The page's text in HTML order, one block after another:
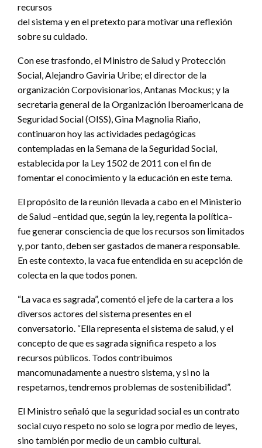
recursos
del sistema y en el pretexto para motivar una reflexión
sobre su cuidado.
Con ese trasfondo, el Ministro de Salud y Protección
Social, Alejandro Gaviria Uribe; el director de la
organización Corpovisionarios, Antanas Mockus; y la
secretaria general de la Organización Iberoamericana de
Seguridad Social (OISS), Gina Magnolia Riaño,
continuaron hoy las actividades pedagógicas
contempladas en la Semana de la Seguridad Social,
establecida por la Ley 1502 de 2011 con el fin de
fomentar el conocimiento y la educación en este tema.
El propósito de la reunión llevada a cabo en el Ministerio
de Salud –entidad que, según la ley, regenta la política–
fue generar consciencia de que los recursos son limitados
y, por tanto, deben ser gastados de manera responsable.
En este contexto, la vaca fue entendida en su acepción de
colecta en la que todos ponen.
“La vaca es sagrada”, comentó el jefe de la cartera a los
diversos actores del sistema presentes en el
conversatorio. “Ella representa el sistema de salud, y el
concepto de que es sagrada significa respeto a los
recursos públicos. Todos contribuimos
mancomunadamente a nuestro sistema, y si no la
respetamos, tendremos problemas de sostenibilidad”.
El Ministro señaló que la seguridad social es un contrato
social cuyo respeto no solo se logra por medio de leyes,
sino también por medio de un cambio cultural.